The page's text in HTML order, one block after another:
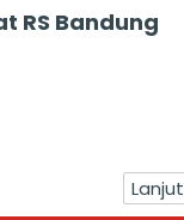
RS Bandung
Lanjut